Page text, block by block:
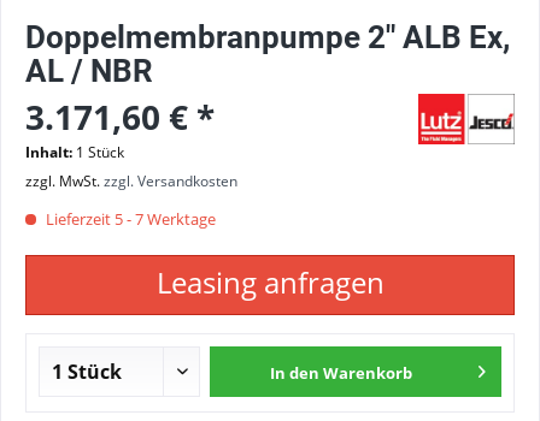
Doppelmembranpumpe 2" ALB Ex,
AL / NBR
3.171,60 € *
Inhalt: 1 Stück
zzgl. MwSt.zzgl. Versandkosten
Lieferzeit 5 - 7 Werktage
Leasing anfragen
In den Warenkorb